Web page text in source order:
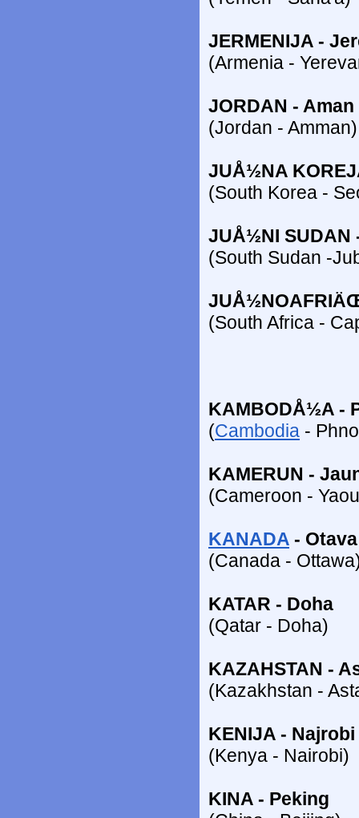
JERMENIJA -
(Armenia -
JORDAN - Aman
(Jordan - Amman)
JUÅ½NA
(South Korea -
JUÅ½NI SUDAN
(South Sudan -
(South Africa -
KAMBODÅ½A -
(Cambodia -
KAMERUN -
(Cameroon -
KANADA - Otava
(Canada -
KATAR - Doha
(Qatar - Doha)
KAZAHSTAN -
(Kazakhstan -
KENIJA - Najrobi
(Kenya - Nairobi)
KINA - Peking